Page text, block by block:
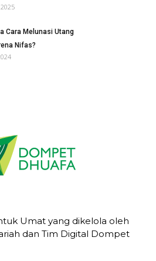
Cara Melunasi Utang
Nifas?
Umat yang dikelola oleh
dan Tim Digital Dompet